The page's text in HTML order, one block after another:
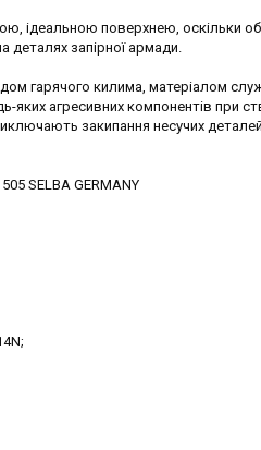
ідеальною поверхнею, оскільки
деталях запірної армади.
гарячого килима, матеріалом
яких агресивних компонентів при
закипання несучих
SELBA GERMANY